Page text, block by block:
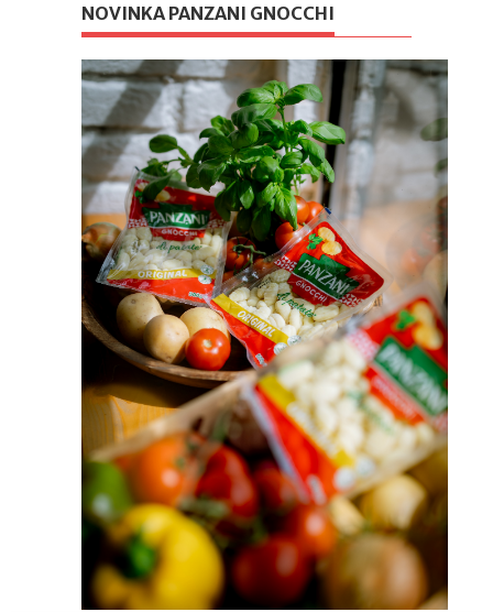
NOVINKA PANZANI GNOCCHI